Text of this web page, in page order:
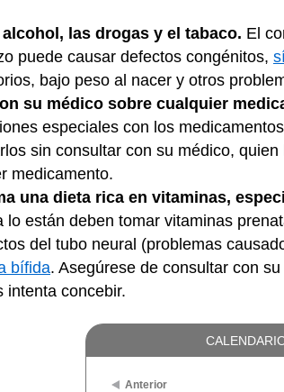
las drogas y el tabaco. El
puede causar defectos congénitos,
bajo peso al nacer y otros
su médico sobre cualquier
especiales con los
sin consultar con su médico,
medicamento.
una dieta rica en vitaminas,
lo están deben tomar vitaminas
del tubo neural (problemas
bífida. Asegúrese de consultar con
intenta concebir.
Anterior